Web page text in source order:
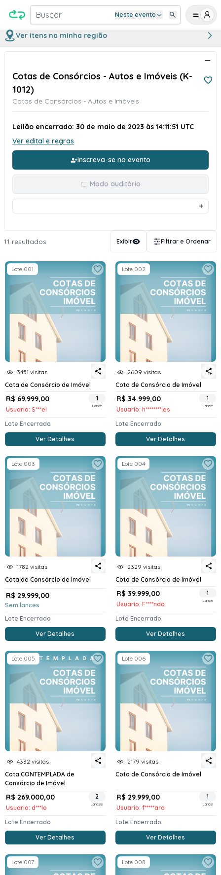
Buscar Neste evento
Ver itens na minha região
Cotas de Consórcios - Autos e Imóveis (K-
1012)
Cotas de Consórcios - Autos e Imóveis
Leilão encerrado: 30 de maio de 2023 às 14:11:51 UTC
Ver edital e regras
Inscreva-se no evento
Modo auditório
11 resultados Exibir Filtrar e Ordenar
Lote 001
3451 visitas
Cota de Consórcio de Imóvel
R$ 69.999,00
Usuario: S***el
1
Lance
Lote Encerrado
Ver Detalhes
Lote 002
2609 visitas
Cota de Consórcio de Imóvel
R$ 34.999,00
Usuario: h********ies
1
Lance
Lote Encerrado
Ver Detalhes
Lote 003
1782 visitas
Cota de Consórcio de Imóvel
R$ 29.999,00
Sem lances
Lote Encerrado
Ver Detalhes
Lote 004
2329 visitas
Cota de Consórcio de Imóvel
R$ 39.999,00
Usuario: F****ndo
1
Lance
Lote Encerrado
Ver Detalhes
Lote 005
4332 visitas
Cota CONTEMPLADA de
Consórcio de Imóvel
R$ 269.000,00
Usuario: d***lo
2
Lances
Lote Encerrado
Ver Detalhes
Lote 006
2179 visitas
Cota de Consórcio de Imóvel
R$ 29.999,00
Usuario: f*****ara
1
Lance
Lote Encerrado
Ver Detalhes
Lote 007 Lote 008